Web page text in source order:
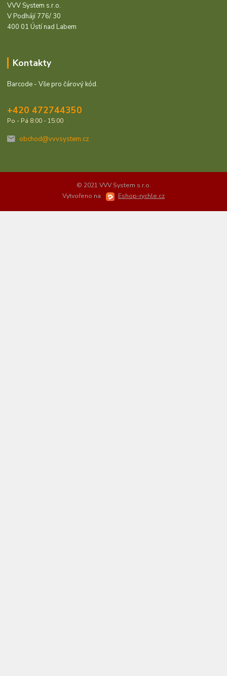
VVV System s.r.o.
V Podhájí 776/ 30
400 01 Ústí nad Labem
Kontakty
Barcode - Vše pro čárový kód.
+420 472744350
Po - Pá 8:00 - 15:00
obchod@vvvsystem.cz
© 2021 VVV System s.r.o.
Vytvořeno na
Eshop-rychle.cz